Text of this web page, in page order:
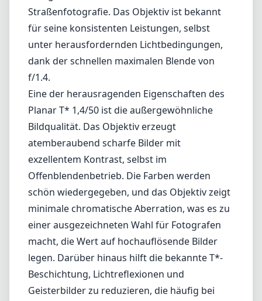
exzellentem Kontrast, selbst im
Offenblendenbetrieb. Die Farben werden
schön wiedergegeben, und das Objektiv zeigt
minimale chromatische Aberration, was es zu
einer ausgezeichneten Wahl für Fotografen
macht, die Wert auf hochauflösende Bilder
legen. Darüber hinaus hilft die bekannte T*-
Beschichtung, Lichtreflexionen und
Geisterbilder zu reduzieren, die häufig bei
hellem Licht auftreten können.
Die Verarbeitungsqualität dieses Objektivs ist
wirklich beeindruckend. Es fühlt sich solid an,
mit einem Metallgehäuse und einem glatten,
präzisen manuellen Fokusring, der dazu
einlädt, sich intensiv mit dem fotografischen
Prozess auseinanderzusetzen. Dieses Objektiv
verfügt über keinen Autofokus, was
möglicherweise nicht jedem Fotografen